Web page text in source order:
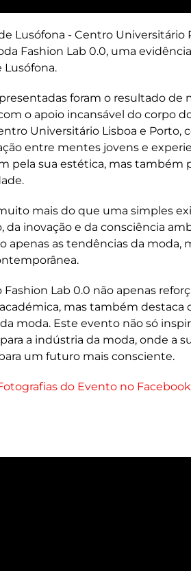
Lusófona - Centro Universitário
Fashion Lab 0.0, uma
Lusófona.
foram o resultado
o apoio incansável do corpo
Universitário Lisboa e Porto,
entre mentes jovens e
pela sua estética, mas também
mais do que uma simples
da inovação e da consciência
apenas as tendências da moda,
Fashion Lab 0.0 não apenas
mas também
moda. Este evento não só
a indústria da moda, onde a
um futuro mais consciente.
do Evento no